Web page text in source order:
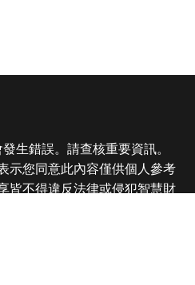
生錯誤。請查核重要資訊。
示您同意此內容僅供個人參考
皆不得違反法律或侵犯智慧財